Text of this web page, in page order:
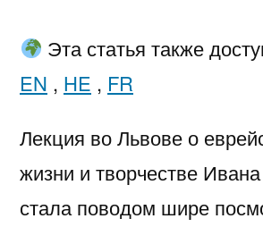
Эта статья также
EN , HE , FR
Лекция во Львове о
жизни и творчестве
стала поводом шире